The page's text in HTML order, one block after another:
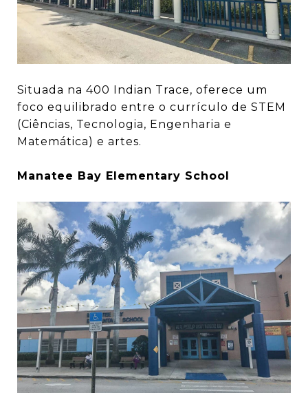
Situada na 400 Indian Trace, oferece um
foco equilibrado entre o currículo de STEM
(Ciências, Tecnologia, Engenharia e
Matemática) e artes.
Manatee Bay Elementary School